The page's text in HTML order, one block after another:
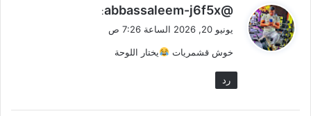
ي
ل
@abbassaleem-j6f5x
:
يونيو 20, 2026 الساعة 7:26 ص
خوش قشمريات يختار اللوحة
رد